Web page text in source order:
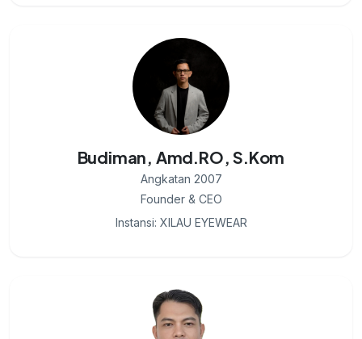
Budiman, Amd.RO, S.Kom
Angkatan 2007
Founder & CEO
Instansi: XILAU EYEWEAR